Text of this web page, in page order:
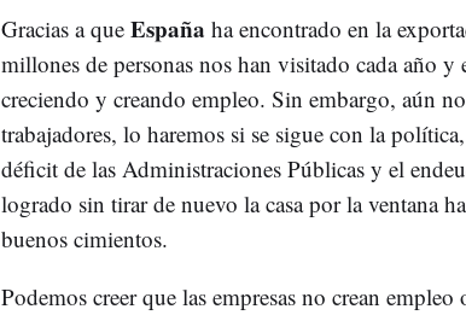
Gracias a que España ha encontrado en la
millones de personas nos han visitado cada año y
creciendo y creando empleo. Sin embargo, aún
trabajadores, lo haremos si se sigue con la
déficit de las Administraciones Públicas y el
logrado sin tirar de nuevo la casa por la ventana
buenos cimientos.
Podemos creer que las empresas no crean